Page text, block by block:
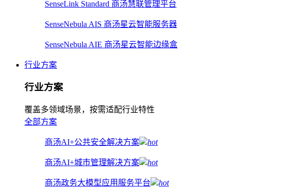
SenseLink Standard 商汤慧联管理平台
SenseNebula AIS 商汤星云智能服务器
SenseNebula AIE 商汤星云智能边缘盒
行业方案
行业方案
覆盖多领域场景，按需适配行业特性
全部方案
商汤AI+公共安全解决方案 hot
商汤AI+城市管理解决方案 hot
商汤政务大模型应用服务平台 hot